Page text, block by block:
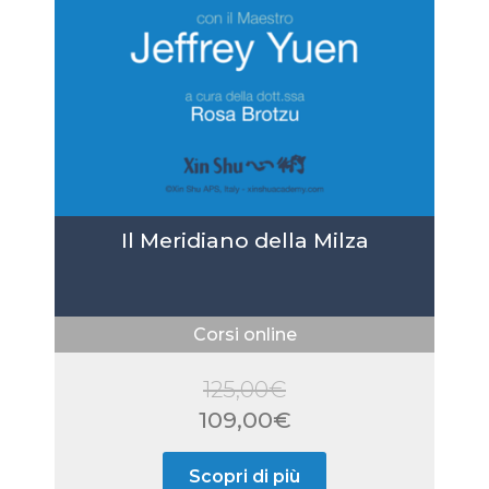
Il Meridiano della Milza
Corsi online
125,00€
Il
prezzo
originale
109,00€
Il
prezzo
Scopri di più